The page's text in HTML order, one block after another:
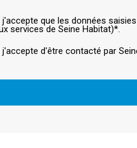
que les données
services de Seine Habitat)*.
d'être contacté par